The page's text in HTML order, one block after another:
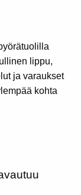
lippu,
ja varaukset
kohta